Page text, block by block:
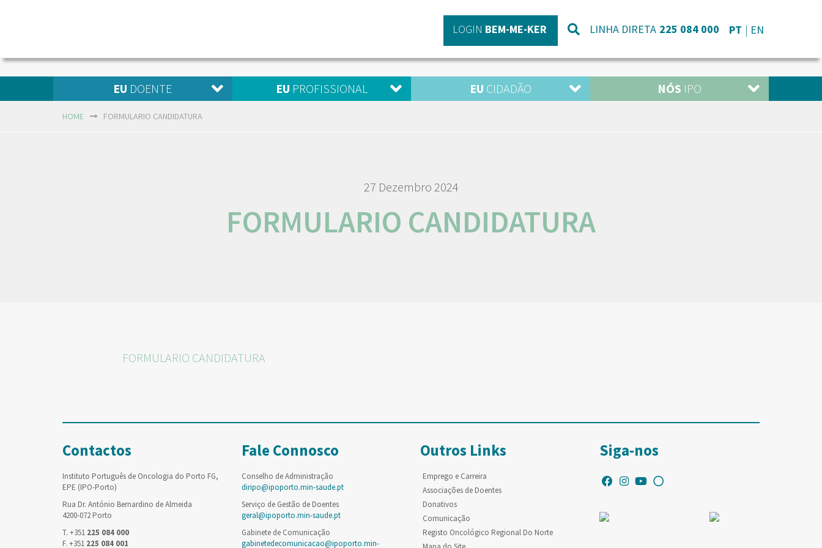
LOGIN BEM-ME-KER LINHA DIRETA 225 084 000 PT EN
EU DOENTE EU PROFISSIONAL EU CIDADÃO NÓS IPO
HOME FORMULARIO CANDIDATURA
27 Dezembro 2024
FORMULARIO CANDIDATURA
FORMULARIO CANDIDATURA
Contactos
Instituto Português de Oncologia do Porto FG,
EPE (IPO-Porto)
Rua Dr. António Bernardino de Almeida
4200-072 Porto
T. +351 225 084 000
F. +351 225 084 001
Fale Connosco
Conselho de Administração
diripo@ipoporto.min-saude.pt
Serviço de Gestão de Doentes
geral@ipoporto.min-saude.pt
Gabinete de Comunicação
gabinetedecomunicacao@ipoporto.min-
Outros Links
Emprego e Carreira
Associações de Doentes
Donativos
Comunicação
Registo Oncológico Regional Do Norte
Siga-nos